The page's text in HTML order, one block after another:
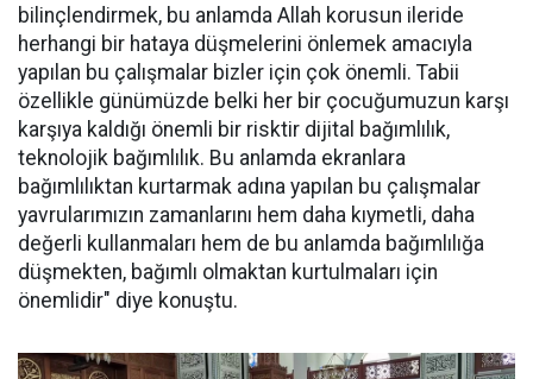
bilinçlendirmek, bu anlamda Allah korusun ileride
herhangi bir hataya düşmelerini önlemek amacıyla
yapılan bu çalışmalar bizler için çok önemli. Tabii
özellikle günümüzde belki her bir çocuğumuzun karşı
karşıya kaldığı önemli bir risktir dijital bağımlılık,
teknolojik bağımlılık. Bu anlamda ekranlara
bağımlılıktan kurtarmak adına yapılan bu çalışmalar
yavrularımızın zamanlarını hem daha kıymetli, daha
değerli kullanmaları hem de bu anlamda bağımlılığa
düşmekten, bağımlı olmaktan kurtulmaları için
önemlidir" diye konuştu.